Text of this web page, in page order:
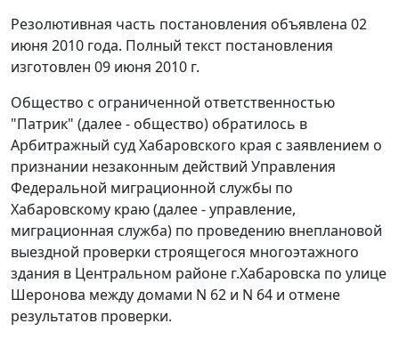
Резолютивная часть постановления объявлена 02
июня 2010 года. Полный текст постановления
изготовлен 09 июня 2010 г.
Общество с ограниченной ответственностью
"Патрик" (далее - общество) обратилось в
Арбитражный суд Хабаровского края с заявлением о
признании незаконным действий Управления
Федеральной миграционной службы по
Хабаровскому краю (далее - управление,
миграционная служба) по проведению внеплановой
выездной проверки строящегося многоэтажного
здания в Центральном районе г.Хабаровска по улице
Шеронова между домами N 62 и N 64 и отмене
результатов проверки.